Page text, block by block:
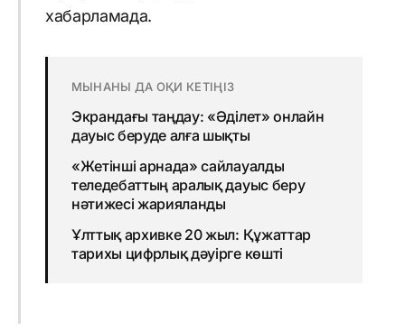
хабарламада.
МЫНАНЫ ДА ОҚИ КЕТІҢІЗ
Экрандағы таңдау: «Әділет» онлайн
дауыс беруде алға шықты
«Жетінші арнада» сайлауалды
теледебаттың аралық дауыс беру
нәтижесі жарияланды
Ұлттық архивке 20 жыл: Құжаттар
тарихы цифрлық дәуірге көшті